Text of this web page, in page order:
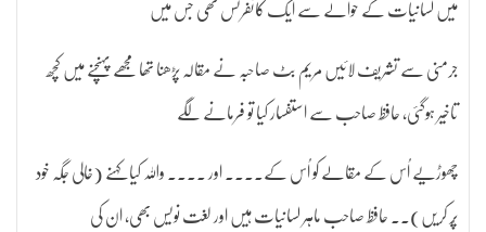
میں لسانیات کے حوالے سے ایک کانفرنس تھی جس میں
جرمنی سے تشریف لائیں مریم بٹ صاحبہ نے مقالہ پڑھنا تھا مجھے پہنچنے میں کچھ
تاخیر ہوگئی، حافظ صاحب سے استفسار کیا تو فرمانے لگے
چھوڑیے اُس کے مقالے کو اُس کے۔۔۔۔ اور ۔۔۔۔ واللہ کیا کہنے (خالی جگہ خود
پُر کریں)۔۔ حافظ صاحب ماہر لسانیات ہیں اور لغت نویس بھی، ان کی